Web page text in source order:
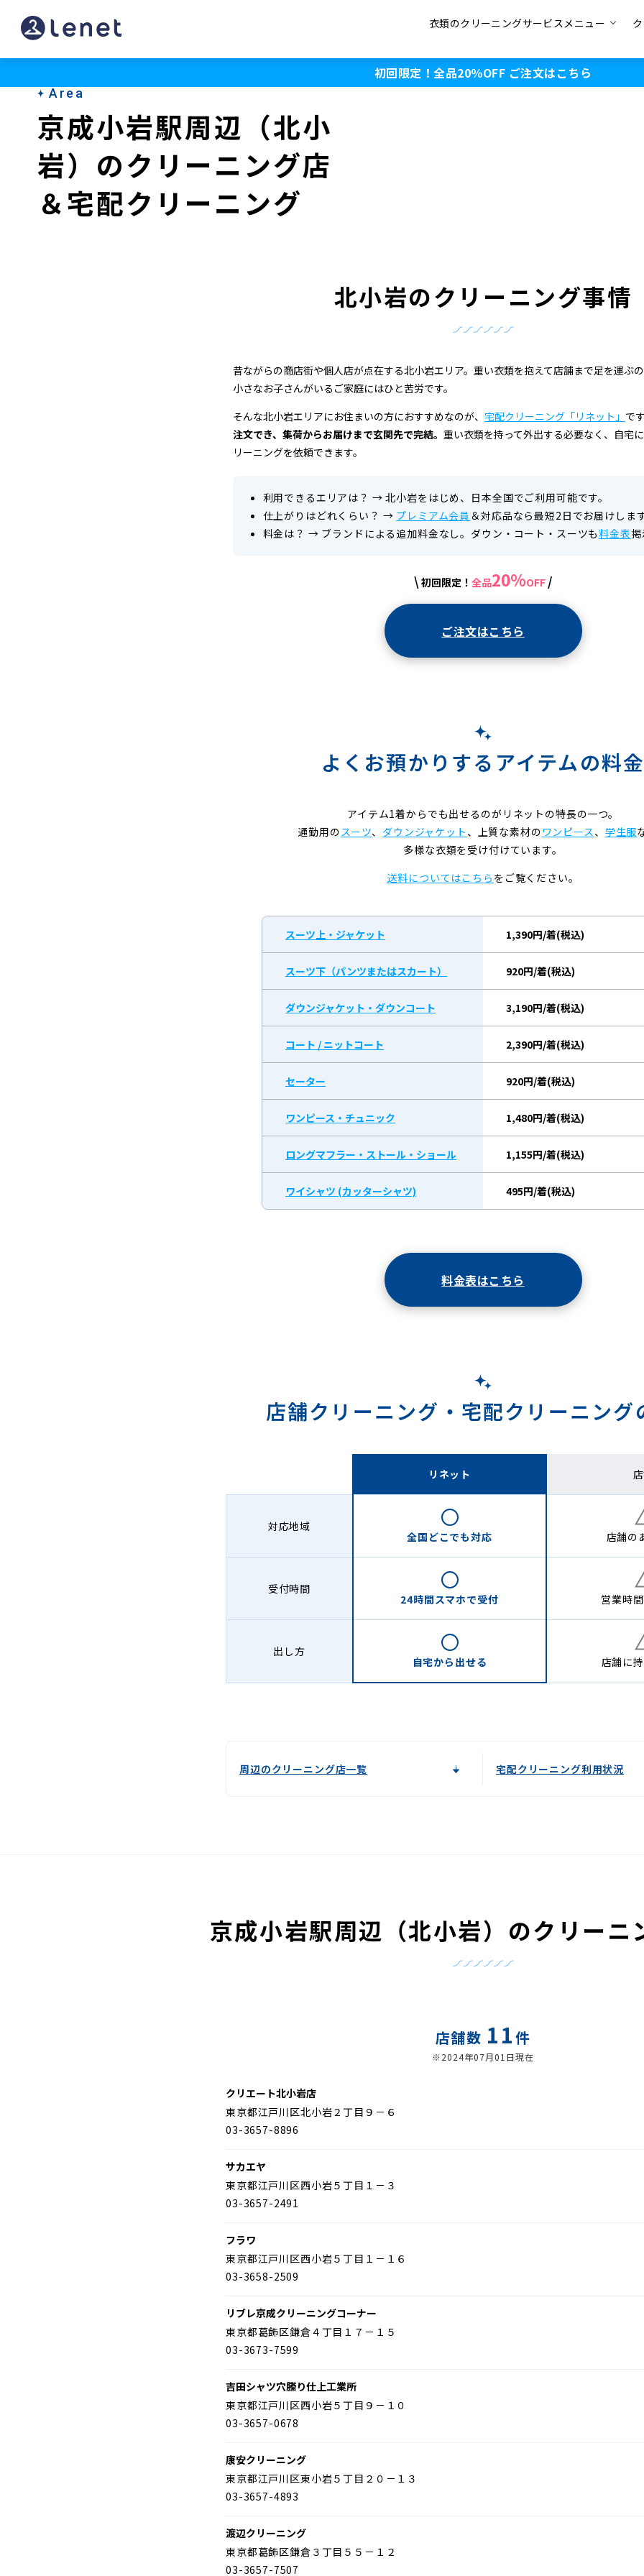
京
成
（北
衣類のクリーニングサービスメニュー
初回限定！全品20％OFF ご注文はこちら
Area
京成小岩駅周辺（北小
岩）のクリーニング店
＆宅配クリーニング
北小岩のクリーニング事情
昔ながらの商店街や個人店が点在する北小岩エリア。重い衣類を抱えて店舗まで足を運ぶ
小さなお子さんがいるご家庭にはひと苦労です。
そんな北小岩エリアにお住まいの方におすすめなのが、 宅配クリーニング「リネット」 です
注文でき、集荷からお届けまで玄関先で完結。 重い衣類を持って外出する必要なく、自宅
リーニングを依頼できます。
利用できるエリアは？ →北小岩をはじめ、日本全国でご利用可能です。
仕上がりはどれくらい？ → プレミアム会員 ＆対応品なら最短2日でお届けします
料金は？ → ブランドによる追加料金なし。ダウン・コート・スーツも料金表掲
\ 初回限定！ 全品20%OFF /
ご注文はこちら
よくお預かりするアイテムの料金
アイテム1着からでも出せるのがリネットの特長の一つ。
通勤用のスーツ、 ダウンジャケット 、上質な素材のワンピース、 学生服
多様な衣類を受け付けています。
送料についてはこちら をご覧ください。
スーツ上・ジャケット 1,390円/着(税込)
スーツ下（パンツまたはスカート） 920円/着(税込)
ダウンジャケット・ダウンコート 3,190円/着(税込)
コート / ニットコート 2,390円/着(税込)
セーター 920円/着(税込)
ワンピース・チュニック 1,480円/着(税込)
ロングマフラー・ストール・ショール 1,155円/着(税込)
ワイシャツ (カッターシャツ) 495円/着(税込)
料金表はこちら
店舗クリーニング・ 宅配クリーニング
リネット
対応地域
全国どこでも対応 店舗の
受付時間
24時間スマホで受付 営業時
出し方
自宅から 出せる 店舗に
周辺のクリーニング店一覧 宅配クリーニング利用状況
京成小岩駅周辺（北小岩）のクリーニ
店舗数 11件
※2024年07月01日現在
クリエート北小岩店
東京都江戸川区北小岩２丁目９－６
03-3657-8896
サカエヤ
東京都江戸川区西小岩５丁目１－３
03-3657-2491
フラワ
東京都江戸川区西小岩５丁目１－１６
03-3658-2509
リブレ京成クリーニングコーナー
東京都葛飾区鎌倉４丁目１７－１５
03-3673-7599
吉田シャツ穴縢り仕上工業所
東京都江戸川区西小岩５丁目９－１０
03-3657-0678
康安クリーニング
東京都江戸川区東小岩５丁目２０－１３
03-3657-4893
渡辺クリーニング
東京都葛飾区鎌倉３丁目５５－１２
03-3657-7507